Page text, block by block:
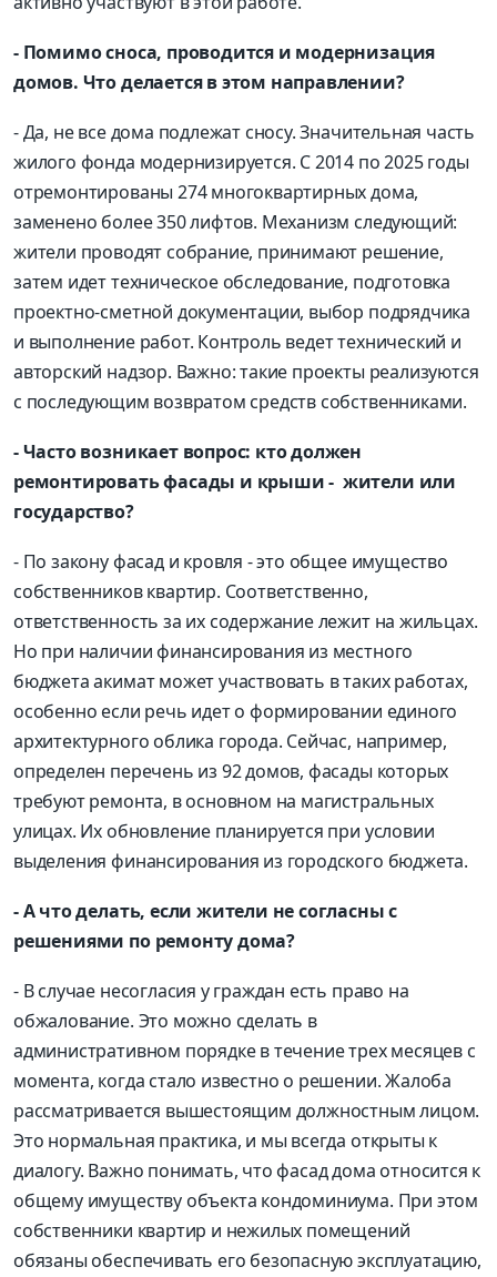
- Помимо сноса, проводится и модернизация
домов. Что делается в этом направлении?
- Да, не все дома подлежат сносу. Значительная часть
жилого фонда модернизируется. С 2014 по 2025 годы
отремонтированы 274 многоквартирных дома,
заменено более 350 лифтов. Механизм следующий:
жители проводят собрание, принимают решение,
затем идет техническое обследование, подготовка
проектно-сметной документации, выбор подрядчика
и выполнение работ. Контроль ведет технический и
авторский надзор. Важно: такие проекты реализуются
с последующим возвратом средств собственниками.
- Часто возникает вопрос: кто должен
ремонтировать фасады и крыши - жители или
государство?
- По закону фасад и кровля - это общее имущество
собственников квартир. Соответственно,
ответственность за их содержание лежит на жильцах.
Но при наличии финансирования из местного
бюджета акимат может участвовать в таких работах,
особенно если речь идет о формировании единого
архитектурного облика города. Сейчас, например,
определен перечень из 92 домов, фасады которых
требуют ремонта, в основном на магистральных
улицах. Их обновление планируется при условии
выделения финансирования из городского бюджета.
- А что делать, если жители не согласны с
решениями по ремонту дома?
- В случае несогласия у граждан есть право на
обжалование. Это можно сделать в
административном порядке в течение трех месяцев с
момента, когда стало известно о решении. Жалоба
рассматривается вышестоящим должностным лицом.
Это нормальная практика, и мы всегда открыты к
диалогу. Важно понимать, что фасад дома относится к
общему имуществу объекта кондоминиума. При этом
собственники квартир и нежилых помещений
обязаны обеспечивать его безопасную эксплуатацию,